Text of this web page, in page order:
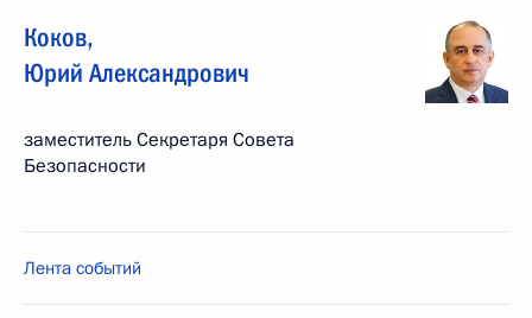
Коков,
Юрий Александрович
заместитель Секретаря Совета
Безопасности
Лента событий